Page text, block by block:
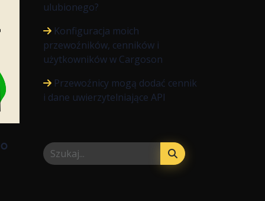
ulubionego?
Konfiguracja moich
przewoźników, cenników i
użytkowników w Cargoson
Przewoźnicy mogą dodać cennik
i dane uwierzytelniające API